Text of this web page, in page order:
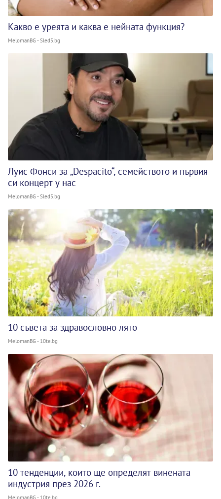
Какво е уреята и каква е нейната функция?
MelomanBG - Sled5.bg
Луис Фонси за „Despacito“, семейството и първия
си концерт у нас
MelomanBG - Sled5.bg
10 съвета за здравословно лято
MelomanBG - 10te.bg
10 тенденции, които ще определят винената
индустрия през 2026 г.
MelomanBG - 10te.bg